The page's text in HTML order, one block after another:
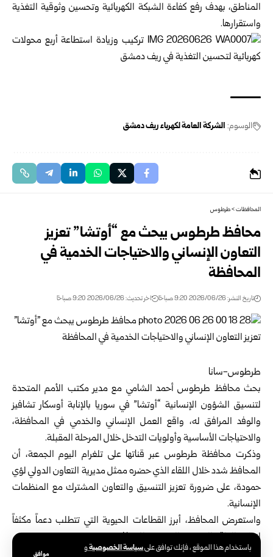
باستخدام هذا الموقع ، فإنك توافق علىسياسة الخصوصيةو
موافق
المناطق، بهدف رفع كفاءة ‏الشبكة الكهربائية وتحسين وثوقية التغذية
واستقرارها.‏
الوسوم: الشركة العامة لكهرباء ريف دمشق
المحافظات>طرطوس
محافظ طرطوس يبحث مع “أوتشا” تعزيز
التعاون الإنساني والاحتياجات الخدمية في
‏المحافظة
تاريخ النشر: 2026/06/26 9:20 صباحًا اخر تحديث: 2026/06/26 9:20 صباحًا
طرطوس-سانا‏
بحث محافظ طرطوس أحمد الشامي مع مدير مكتب الأمم المتحدة
لتنسيق الشؤون ‏الإنسانية “أوتشا” في سوريا بالإنابة أوسكار تشافيز
والوفد المرافق له، واقع العمل ‏الإنساني والخدمي في المحافظة،
والاحتياجات الأساسية وأولويات التدخل خلال المرحلة ‏المقبلة.‏
وذكرت محافظة طرطوس عبر قناتها على تلغرام اليوم الجمعة، أن
المحافظ شدد خلال ‏اللقاء الذي حضره ممثل مديرية التعاون الدولي لؤي
حمودة، على ضرورة تعزيز التنسيق ‏والتعاون المشترك مع المنظمات
الإنسانية.‏
واستعرض المحافظ، أبرز القطاعات الحيوية التي تتطلب دعماً مكثفاً
لتطوير الواقع ‏الخدمي والمعيشي للمحافظة.‏
وكان محافظ طرطوس أحمد الشامي بحث منتصف حزيران الجاري مع